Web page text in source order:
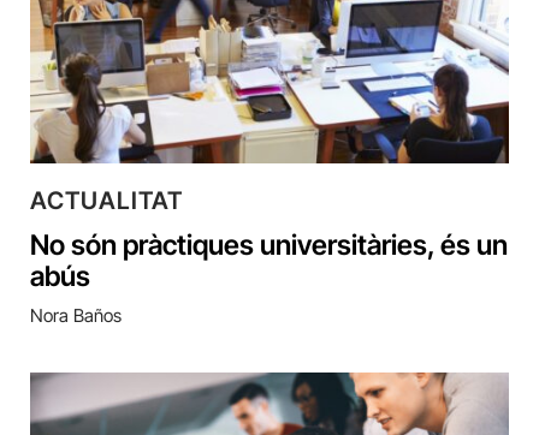
ACTUALITAT
No són pràctiques universitàries, és un
abús
Nora Baños